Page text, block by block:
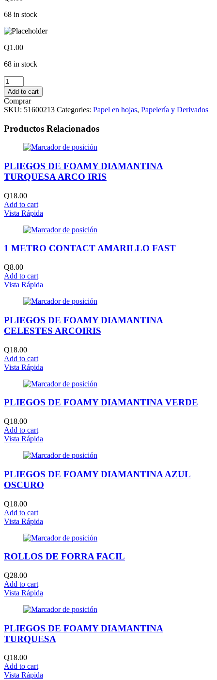
68 in stock
Q1.00
68 in stock
HOJAS
ARIEL
COVER
OFICIO
NEGRO
quantity
Add to cart
Comprar
SKU: 51600213 Categories: Papel en hojas, Papelería y Derivados
Productos Relacionados
PLIEGOS DE FOAMY DIAMANTINA
TURQUESA ARCO IRIS
Q18.00
Add to cart
Vista Rápida
1 METRO CONTACT AMARILLO FAST
Q8.00
Add to cart
Vista Rápida
PLIEGOS DE FOAMY DIAMANTINA
CELESTES ARCOIRIS
Q18.00
Add to cart
Vista Rápida
PLIEGOS DE FOAMY DIAMANTINA VERDE
Q18.00
Add to cart
Vista Rápida
PLIEGOS DE FOAMY DIAMANTINA AZUL
OSCURO
Q18.00
Add to cart
Vista Rápida
ROLLOS DE FORRA FACIL
Q28.00
Add to cart
Vista Rápida
PLIEGOS DE FOAMY DIAMANTINA
TURQUESA
Q18.00
Add to cart
Vista Rápida